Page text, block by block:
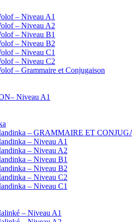
– Niveau A1
– Niveau A2
– Niveau B1
– Niveau B2
– Niveau C1
– Niveau C2
– Grammaire et Conjugaison
Niveau A1
– GRAMMAIRE ET
– Niveau A1
– Niveau A2
– Niveau B1
– Niveau B2
– Niveau C2
– Niveau C1
– Niveau A1